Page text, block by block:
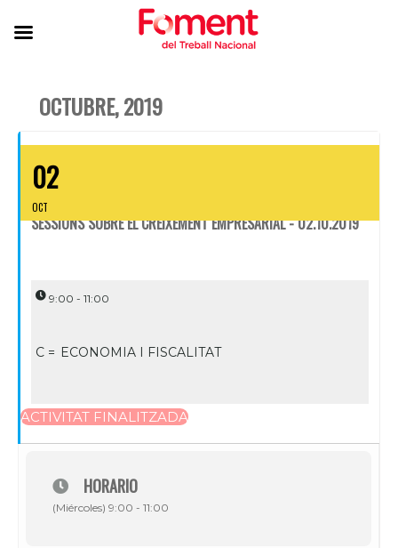
OCTUBRE, 2019
02
OCT
SESSIONS SOBRE EL CREIXEMENT EMPRESARIAL - 02.10.2019
9:00 - 11:00
C = ECONOMIA I FISCALITAT
ACTIVITAT FINALITZADA
HORARIO
(Miércoles) 9:00 - 11:00